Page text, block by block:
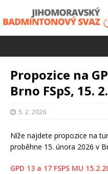
Propozice na
Brno FSpS, 15.
5. 2. 2026
Níže najdete propozice na
proběhne 15. února 2026 v
GPD 13 a 17 FSPS MU